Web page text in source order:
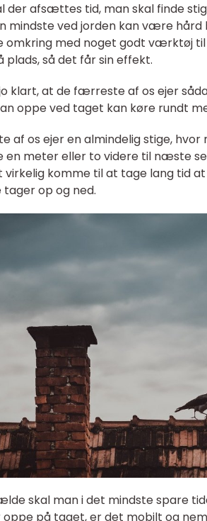
der afsættes tid, man skal finde
mindste ved jorden kan være
omkring med noget godt værktøj
plads, så det får sin effekt.
klart, at de færreste af os ejer
oppe ved taget kan køre rundt
af os ejer en almindelig stige,
en meter eller to videre til næste
virkelig komme til at tage lang tid
op og ned.
skal man i det mindste spare
oppe på taget, er det mobilt og